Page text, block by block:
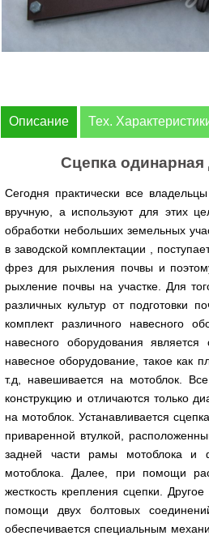
Описание Тех.
Сцепка
Сегодня практически все
вручную, а используют для этих
обработки небольших земельных
в заводской комплектации ,
фрез для рыхления почвы и
рыхление почвы на участке. Для
различных культур от подготовки
комплект различного навесного
навесного оборудования
навесное оборудование, такое как
т.д, навешивается на мотоблок.
конструкцию и отличаются только
на мотоблок. Устанавливается
приваренной втулкой,
задней части рамы мотоблока и
мотоблока. Далее, при помощи
жесткость крепления сцепки.
помощи двух болтовых
обеспечивается специальным